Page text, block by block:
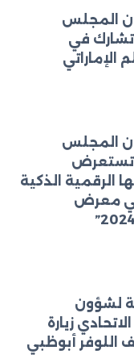
المجلس
تشارك في
الإماراتي
المجلس
تستعرض
الرقمية الذكية
معرض
لشؤون
زيارة
اللوفر أبوظبي